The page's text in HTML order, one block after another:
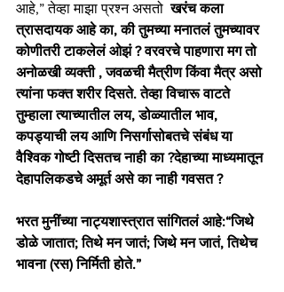
आहे,” तेव्हा माझा प्रश्न असतो खरंच कला
त्रासदायक आहे का, की तुमच्या मनातलं तुमच्यावर
कोणीतरी टाकलेलं ओझं ? वरवरचे पाहणारा मग तो
अनोळखी व्यक्ती , जवळची मैत्रीण किंवा मैत्र असो
त्यांना फक्त शरीर दिसते. तेव्हा विचारू वाटते
तुम्हाला त्याच्यातील लय, डोळ्यातील भाव,
कपड्याची लय आणि निसर्गासोबतचे संबंध या
वैश्विक गोष्टी दिसतच नाही का ?देहाच्या माध्यमातून
देहापलिकडचे अमूर्त असे का नाही गवसत ?
भरत मुनींच्या नाट्यशास्त्रात सांगितलं आहे:“जिथे
डोळे जातात; तिथे मन जातं; जिथे मन जातं, तिथेच
भावना (रस) निर्मिती होते.”